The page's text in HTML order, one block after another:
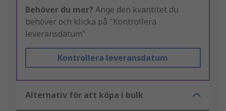
Behöver du mer? Ange den kvantitet du
behöver och klicka på "Kontrollera
leveransdatum"
Kontrollera leveransdatum
Alternativ för att köpa i bulk